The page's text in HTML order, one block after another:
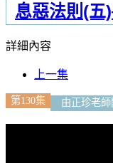
息惡法則(
詳細內容
上一集
第130集 由正珍老